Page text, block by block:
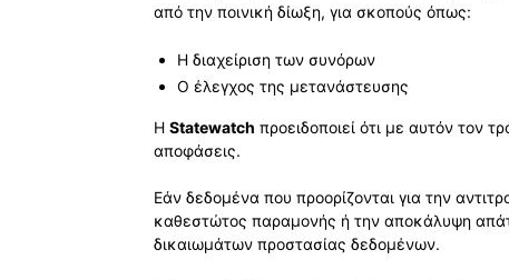
από την ποινική δίωξη, για σκοπούς όπως:
Η διαχείριση των συνόρων
Ο έλεγχος της μετανάστευσης
Η Statewatch προειδοποιεί ότι με αυτόν τον
αποφάσεις.
Εάν δεδομένα που προορίζονται για την
καθεστώτος παραμονής ή την αποκάλυψη
δικαιωμάτων προστασίας δεδομένων.